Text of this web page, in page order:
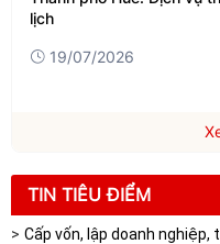
lịch
19/07/2026
TIN TIÊU ĐIỂM
Cấp vốn, lập doanh nghiệp,